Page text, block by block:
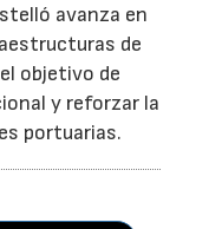
avanza en
de
objetivo de
y reforzar la
portuarias.